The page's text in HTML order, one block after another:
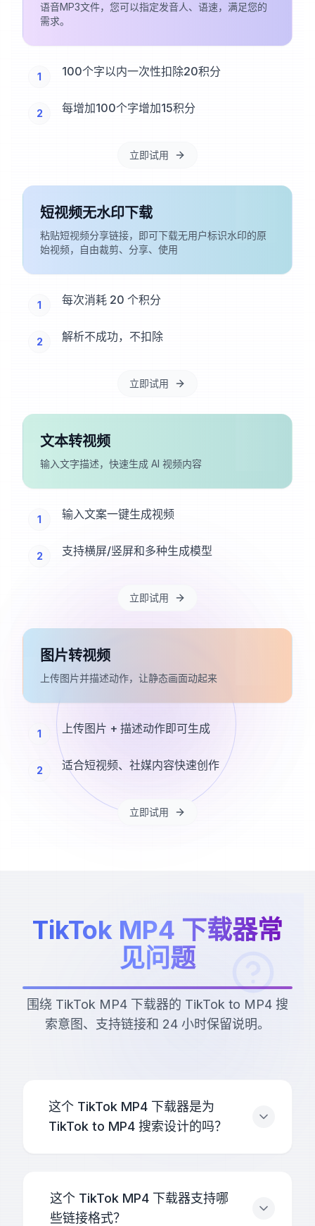
语音MP3文件，您可以指定发音人、语速，满足您的
需求。
1 100个字以内一次性扣除20积分
2 每增加100个字增加15积分
立即试用
短视频无水印下载
粘贴短视频分享链接，即可下载无用户标识水印的原
始视频，自由裁剪、分享、使用
1 每次消耗 20 个积分
2 解析不成功，不扣除
立即试用
文本转视频
输入文字描述，快速生成 AI 视频内容
1 输入文案一键生成视频
2 支持横屏/竖屏和多种生成模型
立即试用
图片转视频
上传图片并描述动作，让静态画面动起来
1 上传图片 + 描述动作即可生成
2 适合短视频、社媒内容快速创作
立即试用
TikTok MP4 下载器常
见问题
围绕 TikTok MP4 下载器的 TikTok to MP4 搜
索意图、支持链接和 24 小时保留说明。
这个 TikTok MP4 下载器是为
TikTok to MP4 搜索设计的吗？
这个 TikTok MP4 下载器支持哪
些链接格式？